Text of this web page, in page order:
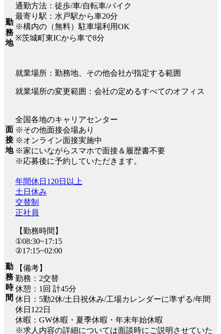
勤
務
地
通勤方法：徒歩/車/自転車/バイク
最寄り駅：水戸駅から車20分
※構内の（無料）駐車場利用OK
※茨城町東ICから車で8分
就業場所：勤務地、その他会社が指定する範囲
就業場所の変更範囲：会社の定めるすべてのオフィス
面
接
地
全国各地のキャリアセンター
※その他面接会場あり
※オンライン面接実施中
※家にいながらスマホで面接＆履歴書不要
※応募後に予約していただきます。
勤
務
時
間
年間休日120日以上
土日休み
交替制
正社員
【勤務時間】
①08:30~17:15
②17:15~02:00
【備考】
勤務：2交替
休憩：1回 計45分
休日：5勤2休/土日祝休み/工場カレンダーに準ずる/年間
休日122日
休暇：GW休暇・夏季休暇・年末年始休暇
※求人内容の詳細については面談時にご説明させていた